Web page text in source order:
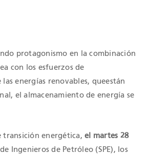
protagonismo en la combinación
con los esfuerzos de
energías renovables, queestán
el almacenamiento de energía se
transición energética,el martes 28
Ingenieros de Petróleo (SPE), los